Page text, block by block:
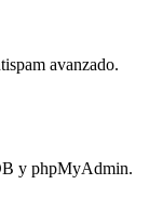
avanzado.
y phpMyAdmin.